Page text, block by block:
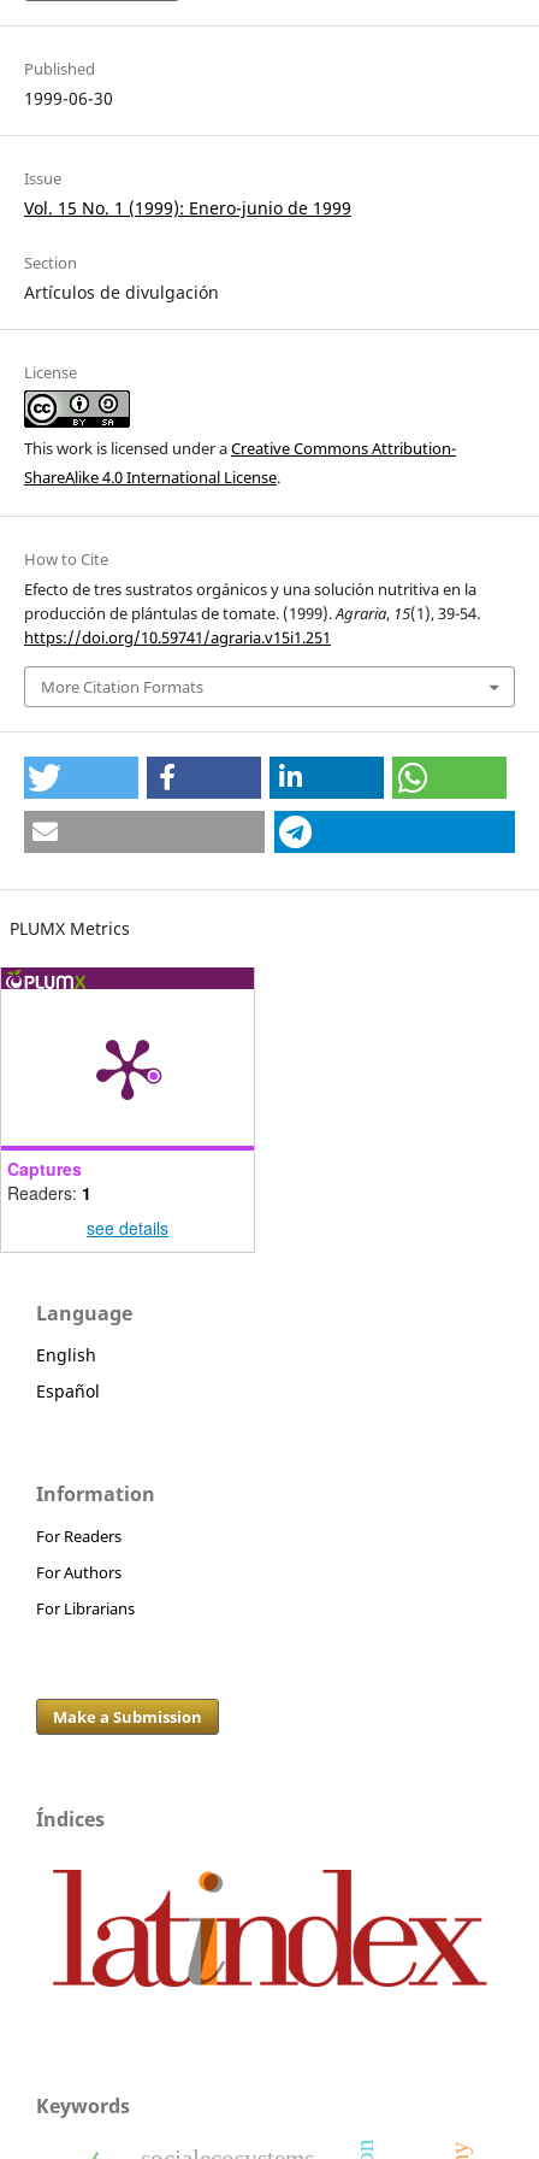
Published
1999-06-30
Issue
Vol. 15 No. 1 (1999): Enero-junio de 1999
Section
Artículos de divulgación
License
This work is licensed under aCreative Commons Attribution-
ShareAlike 4.0 International License.
How to Cite
Efecto de tres sustratos orgánicos y una solución nutritiva en la
producción de plántulas de tomate. (1999).Agraria, 15(1), 39-54.
https://doi.org/10.59741/agraria.v15i1.251
More Citation Formats
PLUMX Metrics
Captures
Readers: 1
see details
Language
English
Español
Information
For Readers
For Authors
For Librarians
Make a Submission
Índices
Keywords